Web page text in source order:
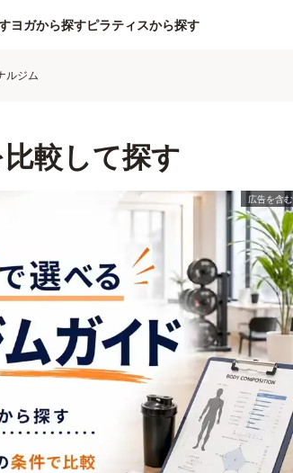
ヨガから探すピラティスから探す
ルジム
較して探す